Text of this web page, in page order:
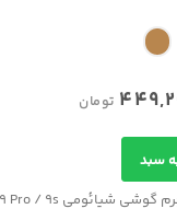
تومان
سبد